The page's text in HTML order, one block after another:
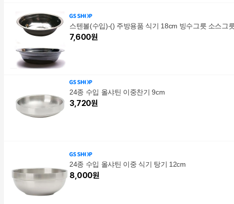
스텐볼(수입)-() 주방용품 식기 18cm 빙수그릇 소스그
7,600원
24종 수입 올샤틴 이중찬기 9cm
3,720원
24종 수입 올샤틴 이중 식기 탕기 12cm
8,000원